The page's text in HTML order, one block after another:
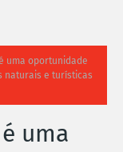
uma oportunidade
naturais e turísticas
uma